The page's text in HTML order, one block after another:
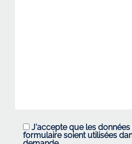
J'accepte que les données
formulaire soient utilisées